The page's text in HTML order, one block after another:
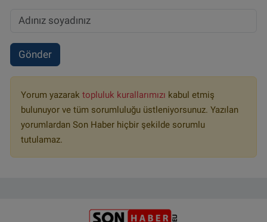
Gönder
Yorum yazarak topluluk kurallarımızı kabul etmiş
bulunuyor ve tüm sorumluluğu üstleniyorsunuz. Yazılan
yorumlardan Son Haber hiçbir şekilde sorumlu
tutulamaz.